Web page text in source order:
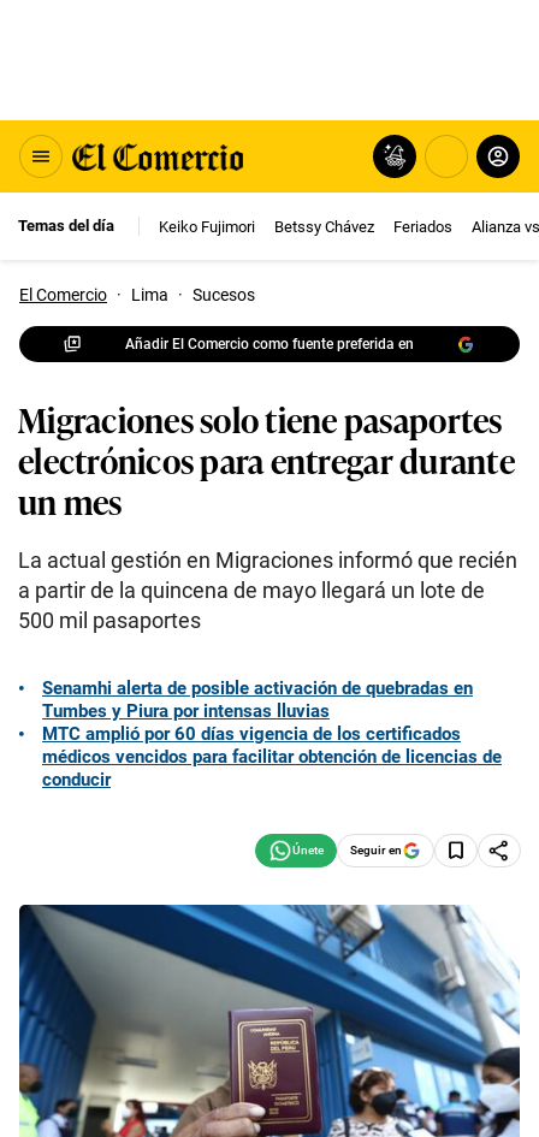
Temas del día Keiko Fujimori Betssy Chávez Feriados Alianza
El Comercio · Lima · Sucesos
Añadir El Comercio como fuente preferida en
Migraciones solo tiene pasaportes
electrónicos para entregar durante
un mes
La actual gestión en Migraciones informó que recién
a partir de la quincena de mayo llegará un lote de
500 mil pasaportes
Senamhi alerta de posible activación de quebradas en
Tumbes y Piura por intensas lluvias
MTC amplió por 60 días vigencia de los certificados
médicos vencidos para facilitar obtención de licencias de
conducir
Seguir en